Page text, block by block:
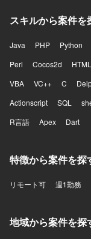
スキルから案件を
Java PHP Python
Perl
Cocos2d HTML
VBA
VC++ C
Actionscript
SQL
R言語
Apex Dart
特徴から案件を探
リモート可 週1勤務
地域から案件を探